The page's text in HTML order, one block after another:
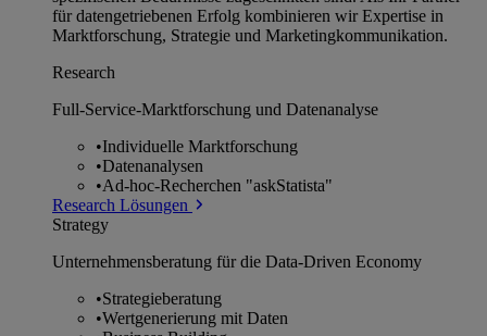
für datengetriebenen Erfolg kombinieren wir Expertise in
Marktforschung, Strategie und Marketingkommunikation.
Research
Full-Service-Marktforschung und Datenanalyse
•Individuelle Marktforschung
•Datenanalysen
•Ad-hoc-Recherchen "askStatista"
Research Lösungen
Strategy
Unternehmens­beratung für die Data-Driven Economy
•Strategieberatung
•Wertgenerierung mit Daten